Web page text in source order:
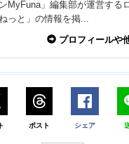
MyFuna」編集部が運営する
っと」の情報を掲...
プロフィールや
ポスト シェア